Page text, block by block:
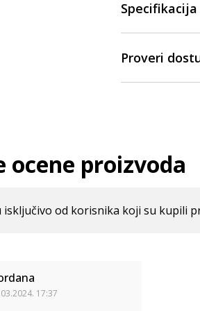
Specifikacija
Proveri
ocene proizvoda
isključivo od korisnika koji su kupili
17:37